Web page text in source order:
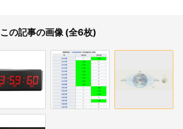
この記事の画像 (全6枚)